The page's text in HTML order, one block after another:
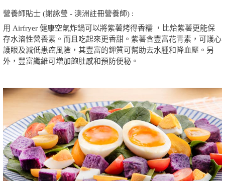
營養師貼士 (謝詠瑩 - 澳洲註冊營養師) :
用 Airfryer 健康空氣炸鍋可以將紫薯烤得香糯 ，比烚紫薯更能保
存水溶性營養素。而且吃起來更香甜。紫薯含豐富花青素，可護心
護眼及減低患癌風險，其豐富的鉀質可幫助去水腫和降血壓。另
外，豐富纖維可增加飽肚感和預防便秘。